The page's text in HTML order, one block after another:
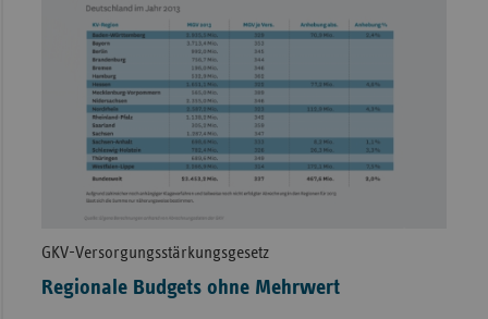
GKV-Versorgungsstärkungsgesetz
Regionale Budgets ohne Mehrwert